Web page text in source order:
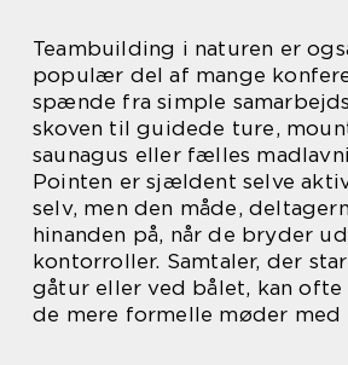
Teambuilding i naturen er
populær del af mange
spænde fra simple
skoven til guidede ture,
saunagus eller fælles
Pointen er sjældent selve
selv, men den måde,
hinanden på, når de bryder
kontorroller. Samtaler, der
gåtur eller ved bålet, kan
de mere formelle møder med